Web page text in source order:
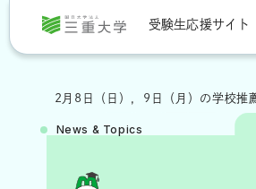
三重大学
受験生応援サイト
2月8日（日），9日（月）の学校推
News & Topics